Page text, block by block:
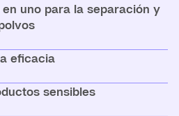
uno para la separación y
eficacia
sensibles